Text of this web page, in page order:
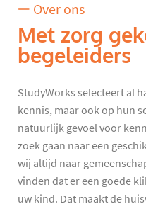
Over ons
Met zorg
begeleiders
StudyWorks selecteert al
kennis, maar ook op hun
natuurlijk gevoel voor
zoek gaan naar een
wij altijd naar
vinden dat er een goede
uw kind. Dat maakt de